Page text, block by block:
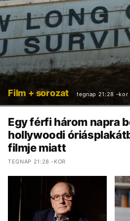
Film + sorozat tegnap 21:28 -kor
Egy férfi három napra
hollywoodi
filmje miatt
TEGNAP 21:28 -KOR